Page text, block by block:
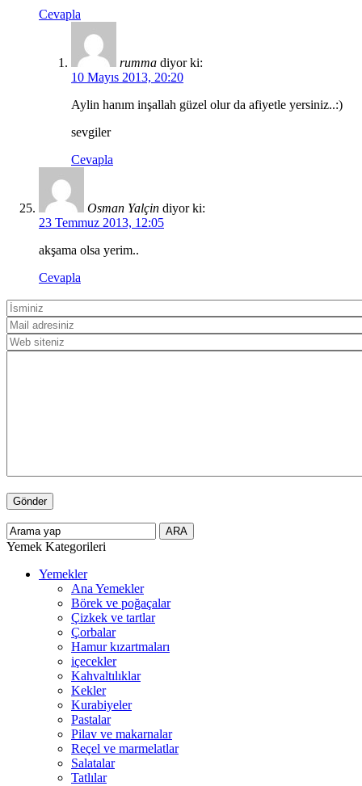
Cevapla
rumma diyor ki:
10 Mayıs 2013, 20:20
Aylin hanım inşallah güzel olur da afiyetle yersiniz..:)
sevgiler
Cevapla
Osman Yalçin diyor ki:
23 Temmuz 2013, 12:05
akşama olsa yerim..
Cevapla
Yemek Kategorileri
Yemekler
Ana Yemekler
Börek ve poğaçalar
Çizkek ve tartlar
Çorbalar
Hamur kızartmaları
içecekler
Kahvaltılıklar
Kekler
Kurabiyeler
Pastalar
Pilav ve makarnalar
Reçel ve marmelatlar
Salatalar
Tatlılar